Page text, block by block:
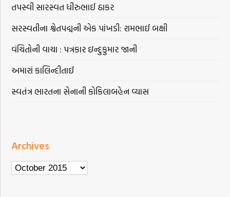
તપસ્વી સારસ્વત ધીરુભાઈ ઠાકર
સરસ્વતીના શ્વેતપદ્મની એક પાંખડી: રામભાઈ બક્ષી
વંચિતોની વાચા : પત્રકાર ઇન્દુકુમાર જાની
અમારાં કાલિન્દીતાઈ
સ્વતંત્ર ભારતના સેનાની કોકિલાબહેન વ્યાસ
Archives
Archives